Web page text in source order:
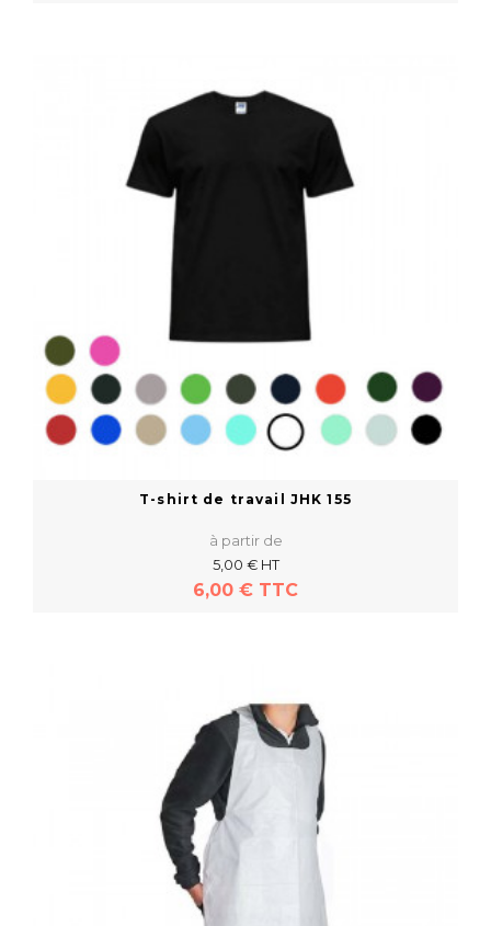
T-shirt de travail JHK 155
à partir de
5,00 € HT
6,00 € TTC